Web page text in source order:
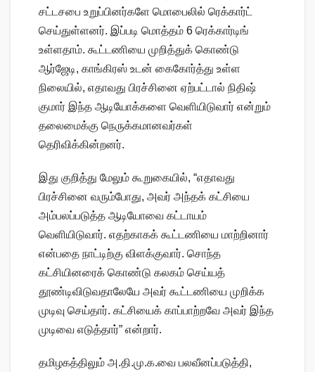
சட்டசபை உறுப்பினர்களே மொபைலில் ரெக்கார்ட்
செய்துள்ளனர். இப்படி மொத்தம் 6 ரெக்கார்டிங்
உள்ளதாம். கூட்டணியை முறித்துக் கொண்டு
ஆர்ஜேடி, காங்கிரஸ் உடன் கைகோர்த்து உள்ள
நிலையில், எதாவது பிரச்சினை ஏற்பட்டால் நிதிஷ்
குமார் இந்த ஆடியோக்களை வெளியிடுவார் என்றும்
தலைமைக்கு நெருக்கமானவர்கள்
தெரிவிக்கின்றனர்.
இது குறித்து மேலும் கூறுகையில், “எதாவது
பிரச்சினை வரும்போது, அவர் அந்தக் கட்சியை
அம்பலப்படுத்த ஆடியோவை கட்டாயம்
வெளியிடுவார். எதற்காகக் கூட்டணியை மாற்றினார்
என்பதை நாட்டிற்கு விளக்குவார். சொந்த
கட்சியினரைக் கொண்டு கலகம் செய்யத்
தூண்டிவிடுவதாலேயே அவர் கூட்டணியை முறிக்க
முடிவு செய்தார். கட்சியைக் காப்பாற்றவே அவர் இந்த
முடிவை எடுத்தார்” என்றார்.
தமிழகத்திலும் அ.தி.மு.க.வை பலவீனப்படுத்தி,